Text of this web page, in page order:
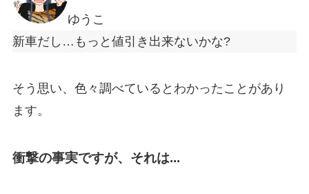
ゆうこ
新車だし…もっと値引き出来ないかな?
そう思い、色々調べているとわかったことがあり
ます。
衝撃の事実ですが、 それは...